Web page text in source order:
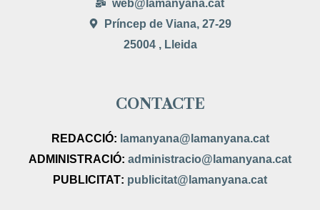
web@lamanyana.cat
Príncep de Viana, 27-29
25004 , Lleida
CONTACTE
REDACCIÓ: lamanyana@lamanyana.cat
ADMINISTRACIÓ: administracio@lamanyana.cat
PUBLICITAT: publicitat@lamanyana.cat